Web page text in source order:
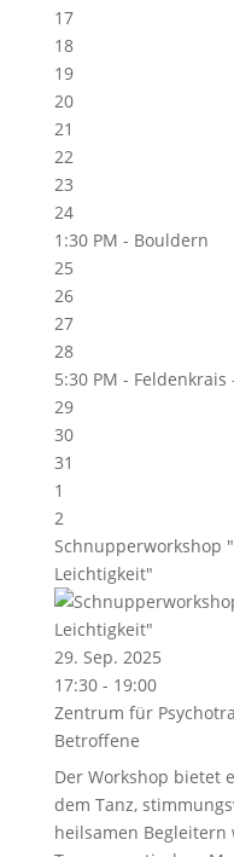
17
18
19
20
21
22
23
24
1:30 PM - Bouldern
25
26
27
28
5:30 PM -
29
30
31
1
2
Schnupperworkshop
Leichtigkeit"
29. Sep. 2025
17:30 - 19:00
Zentrum für
Betroffene
Der Workshop bietet
dem Tanz,
heilsamen Begleitern